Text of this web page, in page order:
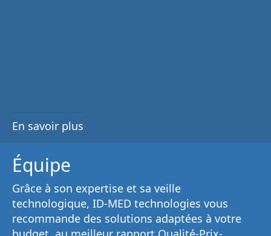
En savoir plus
Équipe
Grâce à son expertise et sa veille
technologique, ID-MED technologies vous
recommande des solutions adaptées à votre